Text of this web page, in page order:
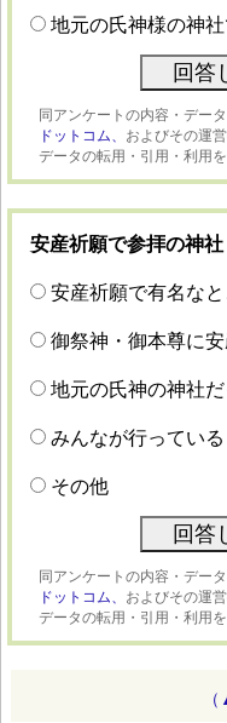
地元の氏神様の神
同アンケートの内容・デー
ドットコム、 およびその運
データの転用・引用・利用を
安産祈願で参拝の神
安産祈願で有名な
御祭神・御本尊に
地元の氏神の神社
みんなが行ってい
その他
同アンケートの内容・デー
ドットコム、 およびその運
データの転用・引用・利用を